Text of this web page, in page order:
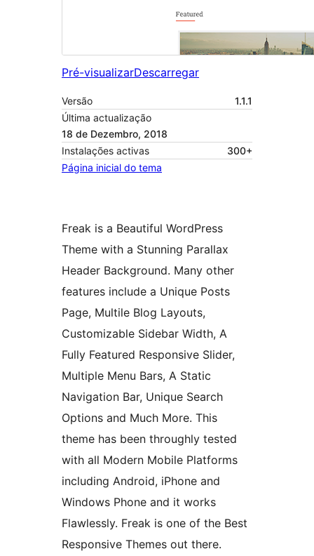
Pré-visualizarDescarregar
Versão
1.1.1
Última actualização
18 de Dezembro, 2018
Instalações activas
300+
Página inicial do tema
Freak is a Beautiful WordPress
Theme with a Stunning Parallax
Header Background. Many other
features include a Unique Posts
Page, Multile Blog Layouts,
Customizable Sidebar Width, A
Fully Featured Responsive Slider,
Multiple Menu Bars, A Static
Navigation Bar, Unique Search
Options and Much More. This
theme has been throughly tested
with all Modern Mobile Platforms
including Android, iPhone and
Windows Phone and it works
Flawlessly. Freak is one of the Best
Responsive Themes out there.